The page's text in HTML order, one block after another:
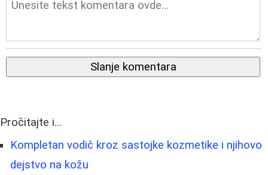
Slanje komentara
Pročitajte i...
Kompletan vodič kroz sastojke kozmetike i njihovo
dejstvo na kožu